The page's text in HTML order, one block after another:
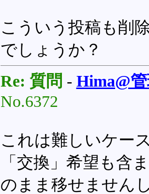
こういう投稿も削
でしょうか？
Re: 質問 - Hima@
No.6372
これは難しいケー
「交換」希望も含
のまま移せません